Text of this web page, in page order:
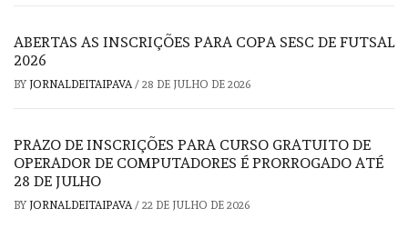
ABERTAS AS INSCRIÇÕES PARA COPA SESC DE FUTSAL
2026
BY JORNALDEITAIPAVA / 28 DE JULHO DE 2026
PRAZO DE INSCRIÇÕES PARA CURSO GRATUITO DE
OPERADOR DE COMPUTADORES É PRORROGADO ATÉ
28 DE JULHO
BY JORNALDEITAIPAVA / 22 DE JULHO DE 2026